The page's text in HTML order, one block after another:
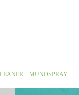
– MUNDSPRAY